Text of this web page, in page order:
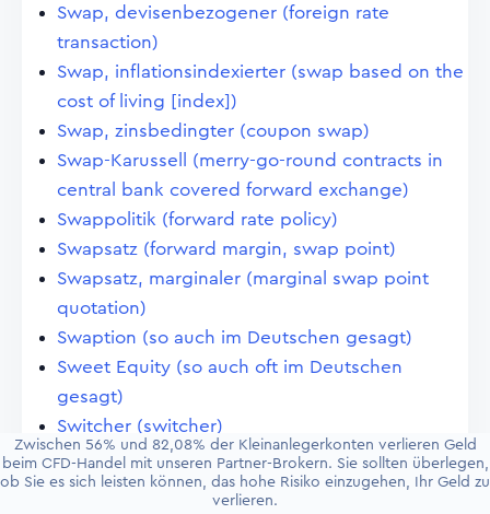
Swap, devisenbezogener (foreign rate
transaction)
Swap, inflationsindexierter (swap based on the
cost of living [index])
Swap, zinsbedingter (coupon swap)
Swap-Karussell (merry-go-round contracts in
central bank covered forward exchange)
Swappolitik (forward rate policy)
Swapsatz (forward margin, swap point)
Swapsatz, marginaler (marginal swap point
quotation)
Swaption (so auch im Deutschen gesagt)
Sweet Equity (so auch oft im Deutschen
gesagt)
Switcher (switcher)
Symboltheorie (symbol doctrine)
Syndizierung (syndication)
Zwischen 56% und 82,08% der Kleinanlegerkonten verlieren Geld
beim CFD-Handel mit unseren Partner-Brokern. Sie sollten überlegen,
ob Sie es sich leisten können, das hohe Risiko einzugehen, Ihr Geld zu
verlieren.